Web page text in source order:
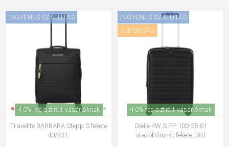
INGYENES SZÁLLÍTÁS
-10% regisztrált vásárlóknak
Dielle 4W S PP 100-55-06
utazóbőrönd, petrol színű, 38 l
INGYENES SZÁLLÍTÁS
-10% regisztrált vásárlóknak
ÚJDONSÁG
Dielle 4W S PP 100-55-34
utazóbőrönd, világoszöld, 38 l